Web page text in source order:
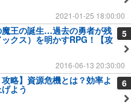
2021-01-25 18:00:00
5
魔王の誕生…過去の勇者が残
クス）を明かすRPG！【攻
2016-06-13 20:30:00
6
攻略】資源危機とは？効率よ
よう